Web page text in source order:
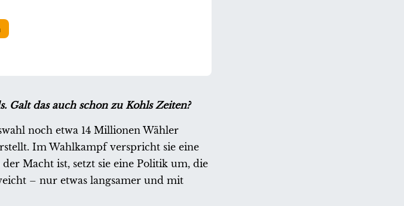
Galt das auch schon zu Kohls Zeiten?
noch etwa 14 Millionen Wähler
Im Wahlkampf verspricht sie eine
Macht ist, setzt sie eine Politik um, die
– nur etwas langsamer und mit